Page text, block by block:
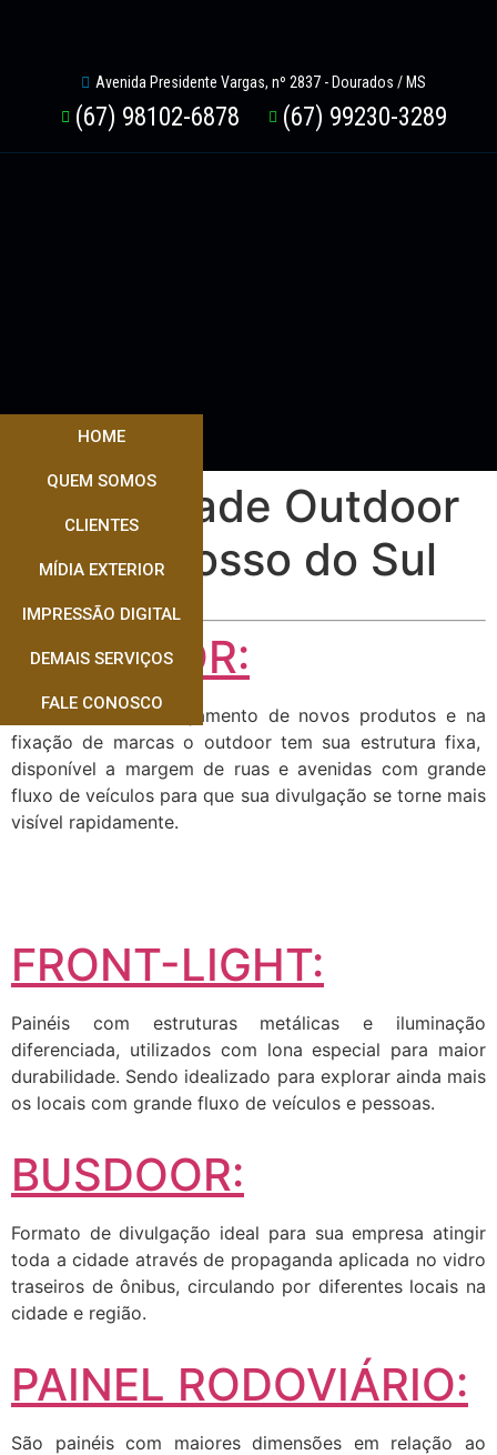
Avenida Presidente Vargas, nº 2837 - Dourados / MS
(67) 98102-6878 (67) 99230-3289
HOME
QUEM SOMOS
CLIENTES
MÍDIA EXTERIOR
IMPRESSÃO DIGITAL
DEMAIS SERVIÇOS
FALE CONOSCO
Publicidade Outdoor
Mato Grosso do Sul
OUTDOOR:
Muito usado no lançamento de novos produtos e na
fixação de marcas o outdoor tem sua estrutura fixa,
disponível a margem de ruas e avenidas com grande
fluxo de veículos para que sua divulgação se torne mais
visível rapidamente.
FRONT-LIGHT:
Painéis com estruturas metálicas e iluminação
diferenciada, utilizados com lona especial para maior
durabilidade. Sendo idealizado para explorar ainda mais
os locais com grande fluxo de veículos e pessoas.
BUSDOOR:
Formato de divulgação ideal para sua empresa atingir
toda a cidade através de propaganda aplicada no vidro
traseiros de ônibus, circulando por diferentes locais na
cidade e região.
PAINEL RODOVIÁRIO:
São painéis com maiores dimensões em relação ao